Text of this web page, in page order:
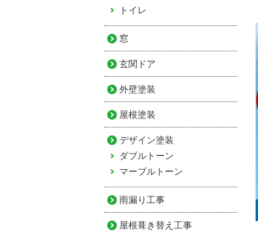
トイレ
窓
玄関ドア
外壁塗装
屋根塗装
デザイン塗装
ダブルトーン
マーブルトーン
雨漏り工事
屋根葺き替え工事